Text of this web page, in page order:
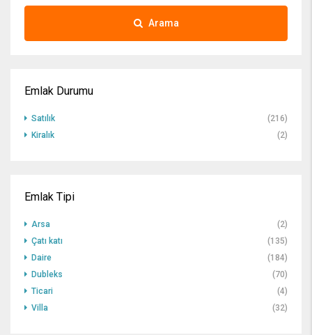
Arama
Emlak Durumu
Satılık
(216)
Kiralık
(2)
Emlak Tipi
Arsa
(2)
Çatı katı
(135)
Daire
(184)
Dubleks
(70)
Ticari
(4)
Villa
(32)